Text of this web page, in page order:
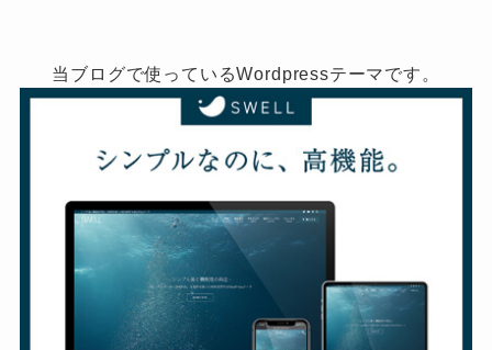
当ブログで使っているWordpressテーマです。